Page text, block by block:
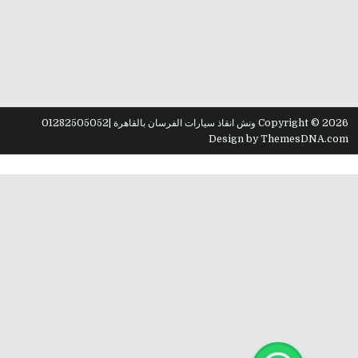
Copyright © 2026 ونش انقاذ سيارات الفرسان بالقاهرة |01282505052
Design by ThemesDNA.com